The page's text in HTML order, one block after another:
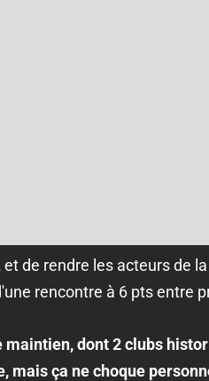
de rendre les acteurs de
rencontre à 6 pts
maintien, dont 2 clubs
mais ça ne choque